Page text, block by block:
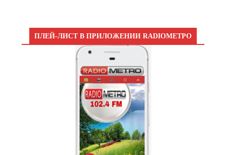
ПЛЕЙ-ЛИСТ В ПРИЛОЖЕНИИ RADIOМЕТРО